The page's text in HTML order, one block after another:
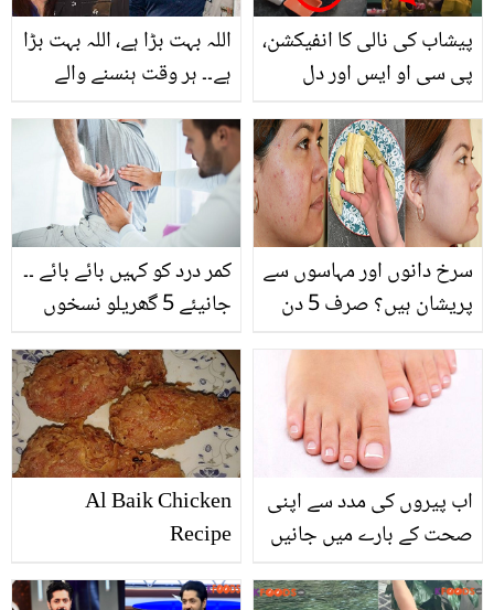
اللہ بہت بڑا ہے، اللہ بہت بڑا
ہے۔۔ ہر وقت ہنسنے والے
مبتلا، نووجوت سنگھ نے
نعرہ تکبیر کیوں لگایا؟
ویڈیو وائرل
پیشاب کی نالی کا انفیکشن،
پی سی او ایس اور دل
راحیل نے بتائے گلاب کی
پتیوں اور کینو کے چھلکے
سے ان مسائل کو حل کرنے
کے آسان ٹوٹکے
کمر درد کو کہیں بائے بائے ۔۔
جانیئے 5 گھریلو نسخوں
نجات حاصل کی جا سکتی
ہے؟
سرخ دانوں اور مہاسوں سے
پریشان ہیں؟ صرف 5 دن
استعمال کریں اور کمال
دیکھیں
Al Baik Chicken
Recipe
اب پیروں کی مدد سے اپنی
صحت کے بارے میں جانیں